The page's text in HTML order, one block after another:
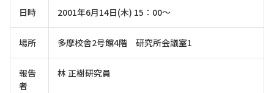
日時 2001年6月14日(木) 15：00～
場所 多摩校舎2号館4階 研究所会議室1
報告
者
林 正樹研究員